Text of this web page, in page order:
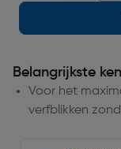
Belangrijkste
Voor het
verfblikken